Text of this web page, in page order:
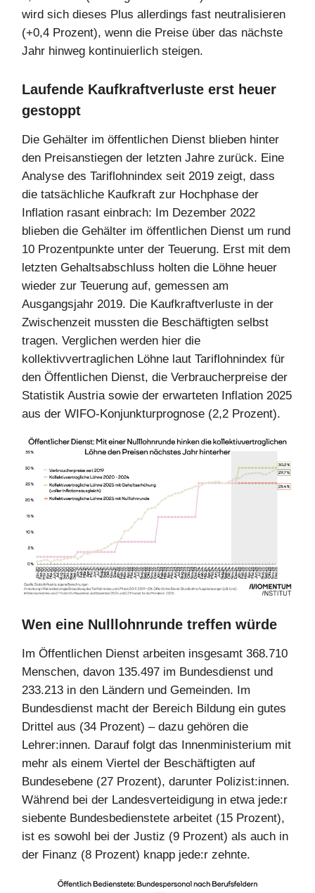
wird sich dieses Plus allerdings fast neutralisieren
(+0,4 Prozent), wenn die Preise über das nächste
Jahr hinweg kontinuierlich steigen.
Laufende Kaufkraftverluste erst heuer
gestoppt
Die Gehälter im öffentlichen Dienst blieben hinter
den Preisanstiegen der letzten Jahre zurück. Eine
Analyse des Tariflohnindex seit 2019 zeigt, dass
die tatsächliche Kaufkraft zur Hochphase der
Inflation rasant einbrach: Im Dezember 2022
blieben die Gehälter im öffentlichen Dienst um rund
10 Prozentpunkte unter der Teuerung. Erst mit dem
letzten Gehaltsabschluss holten die Löhne heuer
wieder zur Teuerung auf, gemessen am
Ausgangsjahr 2019. Die Kaufkraftverluste in der
Zwischenzeit mussten die Beschäftigten selbst
tragen. Verglichen werden hier die
kollektivvertraglichen Löhne laut Tariflohnindex für
den Öffentlichen Dienst, die Verbraucherpreise der
Statistik Austria sowie der erwarteten Inflation 2025
aus der WIFO-Konjunkturprognose (2,2 Prozent).
Wen eine Nulllohnrunde treffen würde
Im Öffentlichen Dienst arbeiten insgesamt 368.710
Menschen, davon 135.497 im Bundesdienst und
233.213 in den Ländern und Gemeinden. Im
Bundesdienst macht der Bereich Bildung ein gutes
Drittel aus (34 Prozent) – dazu gehören die
Lehrer:innen. Darauf folgt das Innenministerium mit
mehr als einem Viertel der Beschäftigten auf
Bundesebene (27 Prozent), darunter Polizist:innen.
Während bei der Landesverteidigung in etwa jede:r
siebente Bundesbedienstete arbeitet (15 Prozent),
ist es sowohl bei der Justiz (9 Prozent) als auch in
der Finanz (8 Prozent) knapp jede:r zehnte.